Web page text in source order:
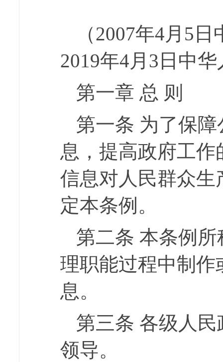
（2007年4月5
2019年4月3日中
第一章 总 则
第一条 为了保
息，提高政府工
信息对人民群众
定本条例。
第二条 本条例所
理职能过程中制
息。
第三条 各级人
领导。